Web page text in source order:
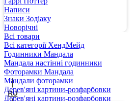
UA
RU
Написи
Знаки Зодіаку
Новорічні
Всі товари
Всі категорії ХендМейд
Годинники Мандала
Мандала настінні годинники
Фоторамки Мандала
Мандали фоторамки
Дерев'яні картини-розфарбовки
Дерев'яні картини-розфарбовки